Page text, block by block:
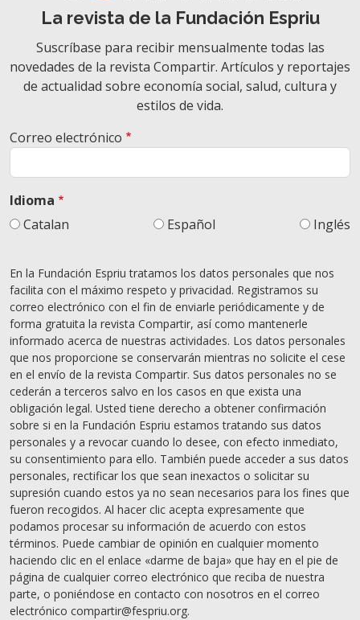
La revista de la Fundación Espriu
Suscríbase para recibir mensualmente todas las
novedades de la revista Compartir. Artículos y reportajes
de actualidad sobre economía social, salud, cultura y
estilos de vida.
Correo electrónico
Idioma
Catalan
Español Inglés
En la Fundación Espriu tratamos los datos personales que nos
facilita con el máximo respeto y privacidad. Registramos su
correo electrónico con el fin de enviarle periódicamente y de
forma gratuita la revista Compartir, así como mantenerle
informado acerca de nuestras actividades. Los datos personales
que nos proporcione se conservarán mientras no solicite el cese
en el envío de la revista Compartir. Sus datos personales no se
cederán a terceros salvo en los casos en que exista una
obligación legal. Usted tiene derecho a obtener confirmación
sobre si en la Fundación Espriu estamos tratando sus datos
personales y a revocar cuando lo desee, con efecto inmediato,
su consentimiento para ello. También puede acceder a sus datos
personales, rectificar los que sean inexactos o solicitar su
supresión cuando estos ya no sean necesarios para los fines que
fueron recogidos. Al hacer clic acepta expresamente que
podamos procesar su información de acuerdo con estos
términos. Puede cambiar de opinión en cualquier momento
haciendo clic en el enlace «darme de baja» que hay en el pie de
página de cualquier correo electrónico que reciba de nuestra
parte, o poniéndose en contacto con nosotros en el correo
electrónico compartir@fespriu.org.